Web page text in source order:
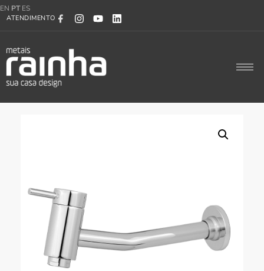
EN PT ES
ATENDIMENTO